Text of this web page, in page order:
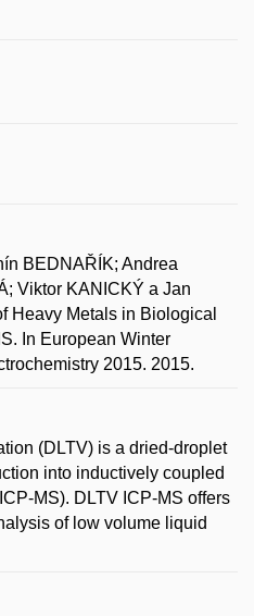
BEDNAŘÍK; Andrea
Viktor KANICKÝ a Jan
Heavy Metals in Biological
In European Winter
2015. 2015.
(DLTV) is a dried-droplet
into inductively coupled
MS). DLTV ICP-MS offers
of low volume liquid